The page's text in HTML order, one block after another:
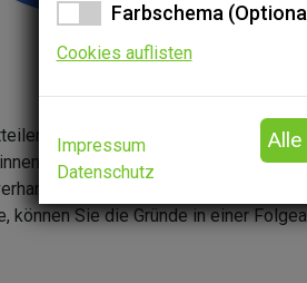
Die Angabe, ob die
abgegeben werden. Ohne
beurteilen. Wenn Sie
Sie die Gründe in einer
Farbschema
Cookies auflisten
Impressum
Datenschutz